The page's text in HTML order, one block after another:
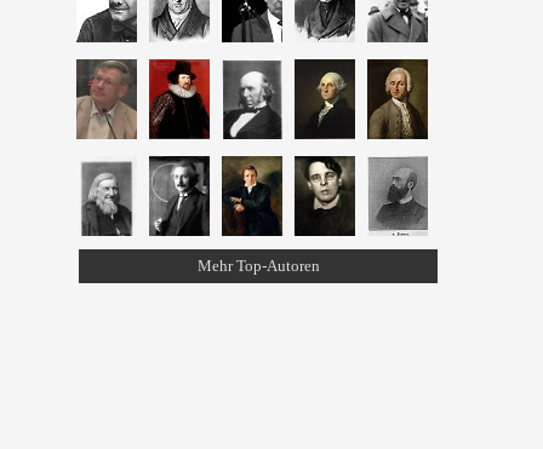
Mehr Top-Autoren